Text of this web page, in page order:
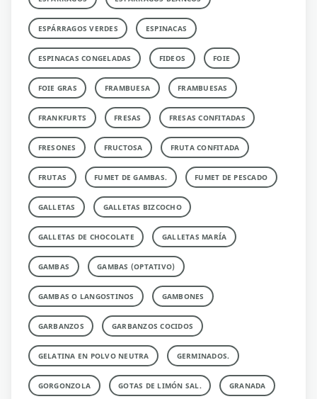
ESPÁRRAGOS VERDES ESPINACAS
ESPINACAS CONGELADAS FIDEOS FOIE
FOIE GRAS FRAMBUESA FRAMBUESAS
FRANKFURTS FRESAS FRESAS CONFITADAS
FRESONES FRUCTOSA FRUTA CONFITADA
FRUTAS FUMET DE GAMBAS. FUMET DE PESCADO
GALLETAS GALLETAS BIZCOCHO
GALLETAS DE CHOCOLATE GALLETAS MARÍA
GAMBAS GAMBAS (OPTATIVO)
GAMBAS O LANGOSTINOS GAMBONES
GARBANZOS GARBANZOS COCIDOS
GELATINA EN POLVO NEUTRA GERMINADOS.
GORGONZOLA GOTAS DE LIMÓN SAL. GRANADA